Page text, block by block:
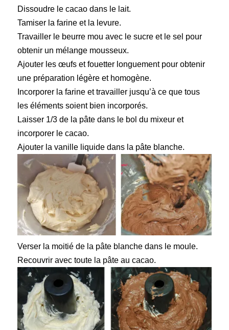
Dissoudrele cacao dans le lait.
Tamiserla farine et la levure.
Travailler le beurre mou avec le sucre et le sel pour
obtenir un mélange mousseux.
Ajouter les œufset fouetter longuement pour obtenir
une préparation légère et homogène.
Incorporerla farine et travailler jusqu’à ce que tous
les éléments soient bien incorporés.
Laisser 1/3de la pâte dans le bol du mixeur et
incorporer le cacao.
Ajouter la vanilleliquide dans la pâte blanche.
Verser la moitiéde la pâte blanche dans le moule.
Recouvriravec toute la pâte au cacao.